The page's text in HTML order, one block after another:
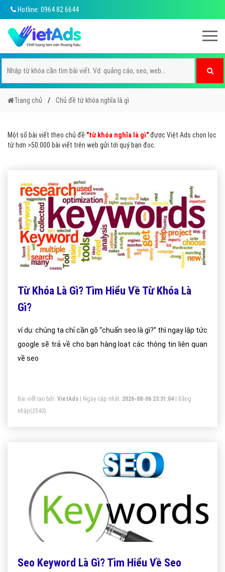
Hotline: 0964 82 6644
Trang chủ Chủ đề từ khóa nghĩa là gì
Một số bài viết theo chủ đề "từ khóa nghĩa là gì"được Việt Ads chọn lọc
từ hơn >50.000 bài viết trên web gửi tới quý bạn đọc.
Từ Khóa Là Gì? Tìm Hiểu Về Từ Khóa Là
Gì?
ví dụ: chúng ta chỉ cần gõ “chuẩn seo là gì?” thì ngay lập tức
google sẽ trả về cho bạn hàng loạt các thông tin liên quan
về seo
Bài viết tạo bởi: VietAds | Ngày cập nhật: 2026-08-06 23:31:04
Đăng
nhập(2540)
Seo Keyword Là Gì? Tìm Hiểu Về Seo